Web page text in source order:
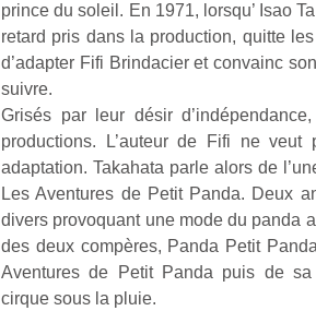
prince du soleil. En 1971, lorsqu’ Isao
retard pris dans la production, quitte
d’adapter Fifi Brindacier et convainc
suivre.
Grisés par leur désir
productions. L’auteur de Fifi ne veut
adaptation. Takahata parle alors de
Les Aventures de Petit Panda. Deux
divers provoquant une mode du panda
des deux compères, Panda Petit
Aventures de Petit Panda puis de
cirque sous la pluie.
à
…